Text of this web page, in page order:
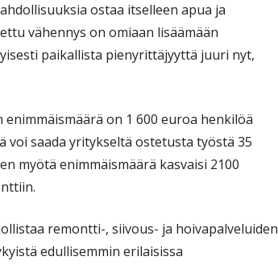
ostaa itselleen apua ja
vähennys on omiaan lisäämään
paikallista pienyrittäjyyttä juuri nyt,
on 1 600 euroa henkilöä
voi saada yritykseltä ostetusta työstä 35
myötä enimmäismäärä kasvaisi 2100
remontti-, siivous- ja hoivapalveluiden
edullisemmin erilaisissa